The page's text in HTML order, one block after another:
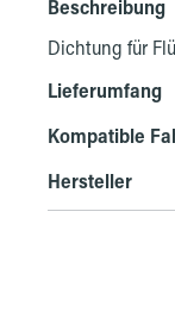
Beschreibung
Dichtung für
Lieferumfang
Kompatible
Hersteller